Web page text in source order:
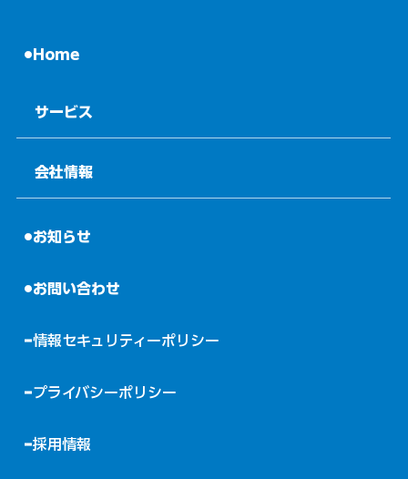
Home
会社情報
サービス
情報セキュリティーポリシー
プライバシーポリシー
お知らせ
お問い合わせ
採用情報